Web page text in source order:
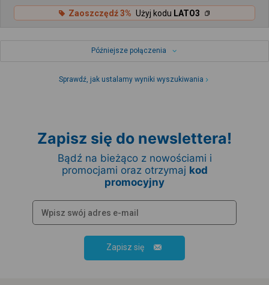
Zaoszczędź 3% Użyj kodu LATO3
Późniejsze połączenia
Sprawdź, jak ustalamy wyniki wyszukiwania
Zapisz się do newslettera!
Bądź na bieżąco z nowościami i
promocjami oraz otrzymaj kod
promocyjny
Zapisz się